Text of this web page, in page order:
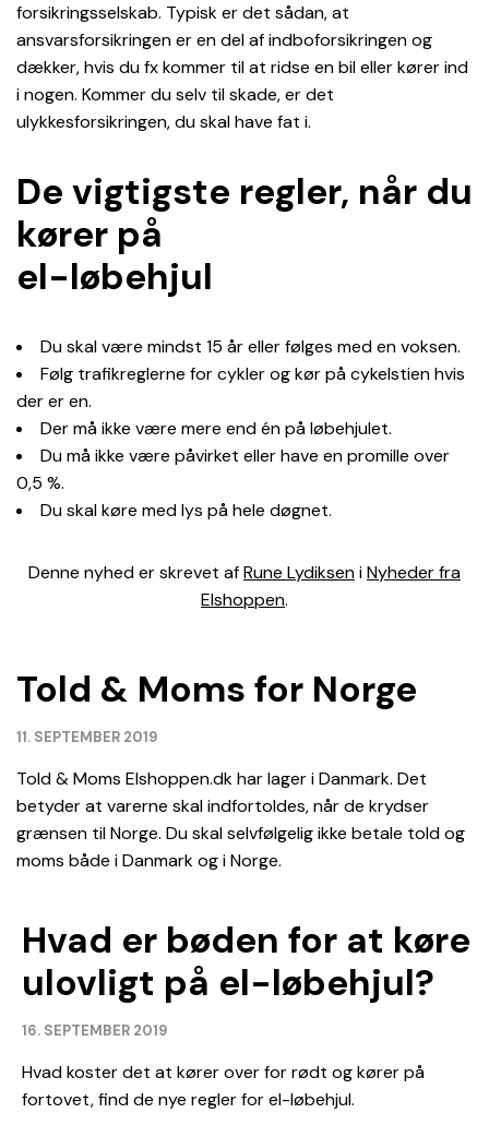
forsikringsselskab. Typisk er det sådan, at
ansvarsforsikringen er en del af indboforsikringen og
dækker, hvis du fx kommer til at ridse en bil eller kører ind
i nogen. Kommer du selv til skade, er det
ulykkesforsikringen, du skal have fat i.
De vigtigste regler, når du
kører på
el-løbehjul
Du skal være mindst 15 år eller følges med en voksen.
Følg trafikreglerne for cykler og kør på cykelstien hvis
der er en.
Der må ikke være mere end én på løbehjulet.
Du må ikke være påvirket eller have en promille over
0,5 %.
Du skal køre med lys på hele døgnet.
Denne nyhed er skrevet afRune LydikseniNyheder fra
Elshoppen.
Told & Moms for Norge
11. SEPTEMBER 2019
Told & Moms Elshoppen.dk har lager i Danmark. Det
betyder at varerne skal indfortoldes, når de krydser
grænsen til Norge. Du skal selvfølgelig ikke betale told og
moms både i Danmark og i Norge.
Hvad er bøden for at køre
ulovligt på el-løbehjul?
16. SEPTEMBER 2019
Hvad koster det at kører over for rødt og kører på
fortovet, find de nye regler for el-løbehjul.